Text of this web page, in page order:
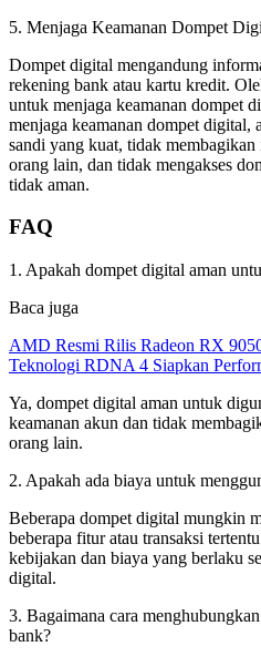
5. Menjaga Keamanan Dompet
Dompet digital mengandung
rekening bank atau kartu kredit.
untuk menjaga keamanan dompet
menjaga keamanan dompet digital,
sandi yang kuat, tidak
orang lain, dan tidak mengakses
tidak aman.
FAQ
1. Apakah dompet digital aman
Baca juga
AMD Resmi Rilis Radeon RX
Teknologi RDNA 4 Siapkan
Ya, dompet digital aman untuk
keamanan akun dan tidak
orang lain.
2. Apakah ada biaya untuk
Beberapa dompet digital mungkin
beberapa fitur atau transaksi
kebijakan dan biaya yang berlaku
digital.
3. Bagaimana cara
bank?